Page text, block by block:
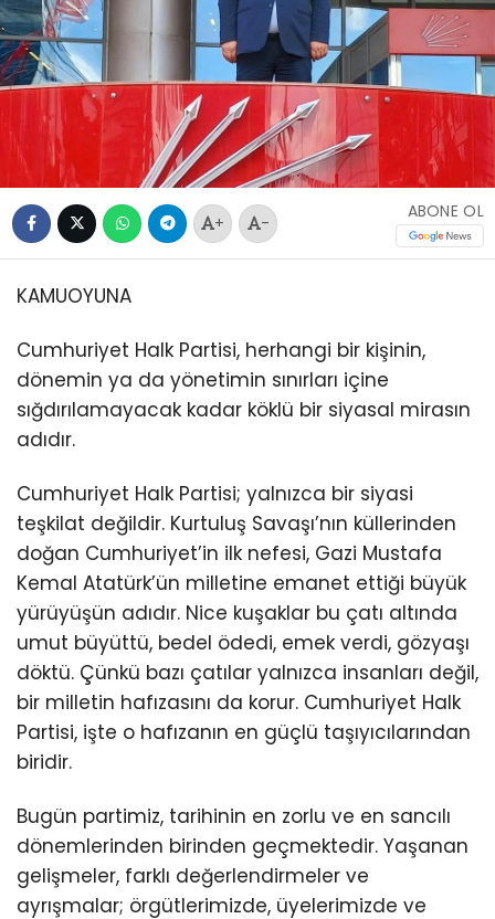
+ -
ABONE OL
KAMUOYUNA
Cumhuriyet Halk Partisi, herhangi bir kişinin,
dönemin ya da yönetimin sınırları içine
sığdırılamayacak kadar köklü bir siyasal mirasın
adıdır.
Cumhuriyet Halk Partisi; yalnızca bir siyasi
teşkilat değildir. Kurtuluş Savaşı’nın küllerinden
doğan Cumhuriyet’in ilk nefesi, Gazi Mustafa
Kemal Atatürk’ün milletine emanet ettiği büyük
yürüyüşün adıdır. Nice kuşaklar bu çatı altında
umut büyüttü, bedel ödedi, emek verdi, gözyaşı
döktü. Çünkü bazı çatılar yalnızca insanları değil,
bir milletin hafızasını da korur. Cumhuriyet Halk
Partisi, işte o hafızanın en güçlü taşıyıcılarından
biridir.
Bugün partimiz, tarihinin en zorlu ve en sancılı
dönemlerinden birinden geçmektedir. Yaşanan
gelişmeler, farklı değerlendirmeler ve
ayrışmalar; örgütlerimizde, üyelerimizde ve